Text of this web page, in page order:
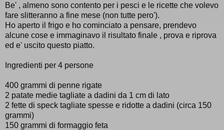
Be' , almeno sono contento per i pesci e le ricette che volevo
fare slitteranno a fine mese (non tutte pero').
Ho aperto il frigo e ho cominciato a pensare, prendevo
alcune cose e immaginavo il risultato finale , prova e riprova
ed e' uscito questo piatto.
Ingredienti per 4 persone
400 grammi di penne rigate
2 patate medie tagliate a dadini da 1 cm di lato
2 fette di speck tagliate spesse e ridotte a dadini (circa 150
grammi)
150 grammi di formaggio feta